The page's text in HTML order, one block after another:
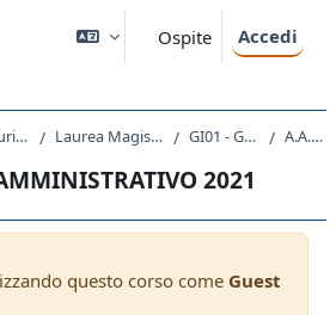
Ospite Accedi
Dipartimento di Scienze Giuridiche, del Linguaggio, dell`Interpretazione e della Traduzione Laurea Magistrale Ciclo Unico 5 anni GI01 - GIURISPRUDENZA A.A. 2021 - 2022
2021
questo corso come Guest